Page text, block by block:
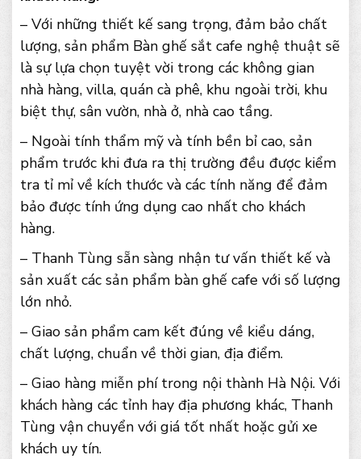
– Với những thiết kế sang trọng, đảm bảo chất
lượng, sản phẩm Bàn ghế sắt cafe nghệ thuật sẽ
là sự lựa chọn tuyệt vời trong các không gian
nhà hàng, villa, quán cà phê, khu ngoài trời, khu
biệt thự, sân vườn, nhà ở, nhà cao tầng.
– Ngoài tính thẩm mỹ và tính bền bỉ cao, sản
phẩm trước khi đưa ra thị trường đều được kiểm
tra tỉ mỉ về kích thước và các tính năng để đảm
bảo được tính ứng dụng cao nhất cho khách
hàng.
– Thanh Tùng sẵn sàng nhận tư vấn thiết kế và
sản xuất các sản phẩm bàn ghế cafe với số lượng
lớn nhỏ.
– Giao sản phẩm cam kết đúng về kiểu dáng,
chất lượng, chuẩn về thời gian, địa điểm.
– Giao hàng miễn phí trong nội thành Hà Nội. Với
khách hàng các tỉnh hay địa phương khác, Thanh
Tùng vận chuyển với giá tốt nhất hoặc gửi xe
khách uy tín.